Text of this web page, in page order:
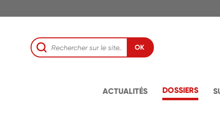
OK
ACTUALITÉS DOSSIERS